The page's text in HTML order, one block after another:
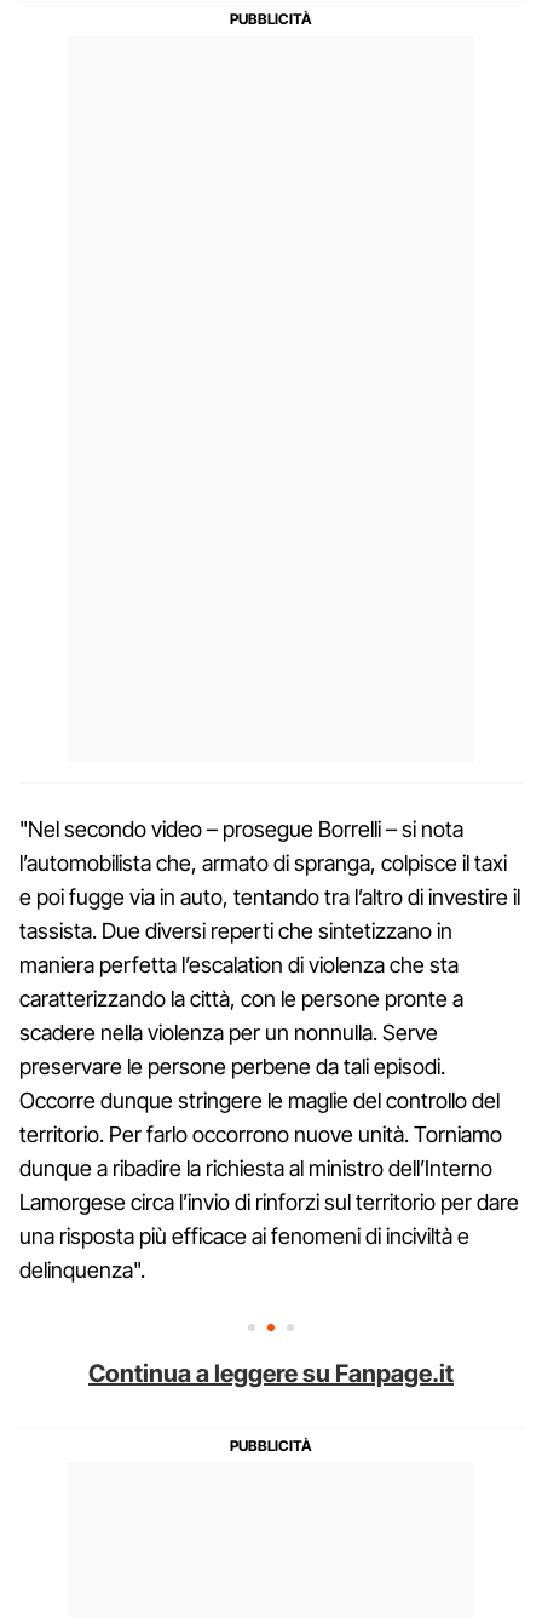
"Nel secondo video – prosegue Borrelli – si nota
l’automobilista che, armato di spranga, colpisce il taxi
e poi fugge via in auto, tentando tra l’altro di investire il
tassista. Due diversi reperti che sintetizzano in
maniera perfetta l’escalation di violenza che sta
caratterizzando la città, con le persone pronte a
scadere nella violenza per un nonnulla. Serve
preservare le persone perbene da tali episodi.
Occorre dunque stringere le maglie del controllo del
territorio. Per farlo occorrono nuove unità. Torniamo
dunque a ribadire la richiesta al ministro dell’Interno
Lamorgese circa l’invio di rinforzi sul territorio per dare
una risposta più efficace ai fenomeni di inciviltà e
delinquenza".
Continua a leggere su Fanpage.it